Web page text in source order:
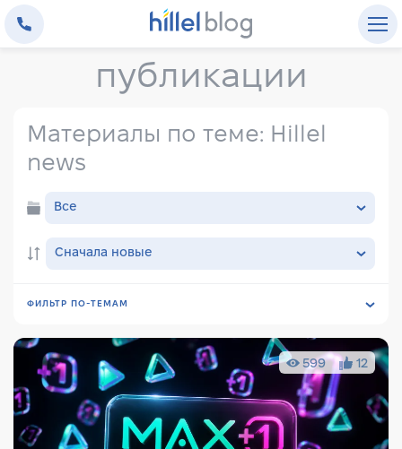
публикации
Материалы по теме: Hillel
news
Все
Сначала новые
ФИЛЬТР ПО-ТЕМАМ
Все Трудоустройство Front-end Back-end
Full-Stack DevOps MobileDev GameDev
Инструменты Стандарты DataScience
599 12